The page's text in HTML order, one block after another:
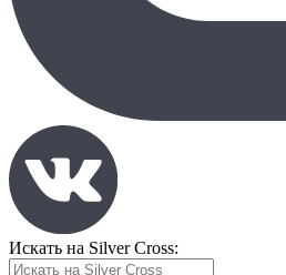
Искать на Silver Cross: